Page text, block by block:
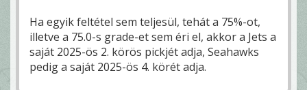
Ha egyik feltétel sem teljesül, tehát a 75%-ot,
illetve a 75.0-s grade-et sem éri el, akkor a Jets a
saját 2025-ös 2. körös pickjét adja, Seahawks
pedig a saját 2025-ös 4. körét adja.